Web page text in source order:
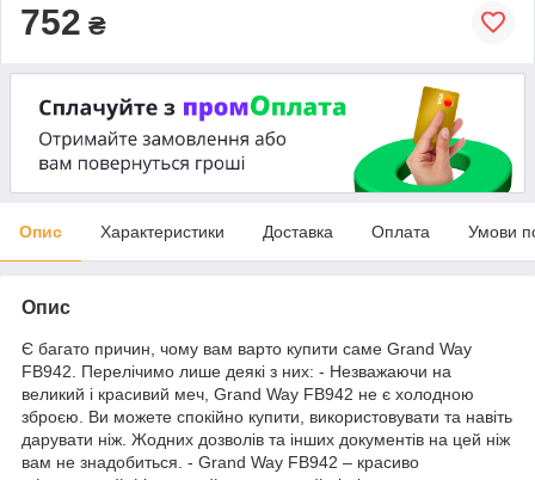
752 ₴
Опис Характеристики Доставка Оплата Умови
Опис
Є багато причин, чому вам варто купити саме Grand Way
FB942. Перелічимо лише деякі з них: - Незважаючи на
великий і красивий меч, Grand Way FB942 не є холодною
зброєю. Ви можете спокійно купити, використовувати та навіть
дарувати ніж. Жодних дозволів та інших документів на цей ніж
вам не знадобиться. - Grand Way FB942 – красиво